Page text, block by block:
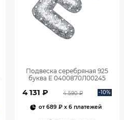
Подвеска серебряная 925
буква Е 0400870Л00245
4 131 ₽ 4 590 ₽ -10%
от689 ₽ x 6 платежей